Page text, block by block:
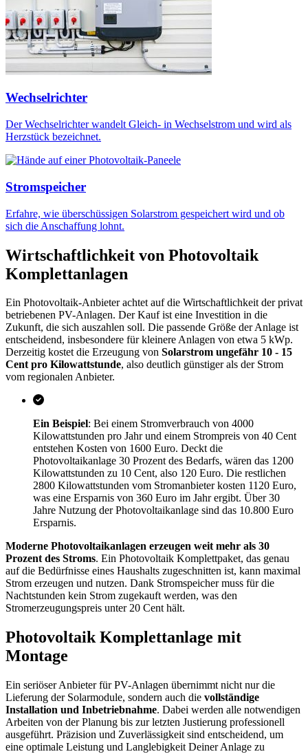
Wechselrichter
Der Wechselrichter wandelt Gleich- in Wechselstrom und wird als
Herzstück bezeichnet.
Stromspeicher
Erfahre, wie überschüssigen Solarstrom gespeichert wird und ob
sich die Anschaffung lohnt.
Wirtschaftlichkeit von Photovoltaik
Komplettanlagen
Ein Photovoltaik-Anbieter achtet auf die Wirtschaftlichkeit der privat
betriebenen PV-Anlagen. Der Kauf ist eine Investition in die
Zukunft, die sich auszahlen soll. Die passende Größe der Anlage ist
entscheidend, insbesondere für kleinere Anlagen von etwa 5 kWp.
Derzeitig kostet die Erzeugung von Solarstrom ungefähr 10 - 15
Cent pro Kilowattstunde, also deutlich günstiger als der Strom
vom regionalen Anbieter.
Ein Beispiel: Bei einem Stromverbrauch von 4000
Kilowattstunden pro Jahr und einem Strompreis von 40 Cent
entstehen Kosten von 1600 Euro. Deckt die
Photovoltaikanlage 30 Prozent des Bedarfs, wären das 1200
Kilowattstunden zu 10 Cent, also 120 Euro. Die restlichen
2800 Kilowattstunden vom Stromanbieter kosten 1120 Euro,
was eine Ersparnis von 360 Euro im Jahr ergibt. Über 30
Jahre Nutzung der Photovoltaikanlage sind das 10.800 Euro
Ersparnis.
Moderne Photovoltaikanlagen erzeugen weit mehr als 30
Prozent des Stroms. Ein Photovoltaik Komplettpaket, das genau
auf die Bedürfnisse eines Haushalts zugeschnitten ist, kann maximal
Strom erzeugen und nutzen. Dank Stromspeicher muss für die
Nachtstunden kein Strom zugekauft werden, was den
Stromerzeugungspreis unter 20 Cent hält.
Photovoltaik Komplettanlage mit
Montage
Ein seriöser Anbieter für PV-Anlagen übernimmt nicht nur die
Lieferung der Solarmodule, sondern auch die vollständige
Installation und Inbetriebnahme. Dabei werden alle notwendigen
Arbeiten von der Planung bis zur letzten Justierung professionell
ausgeführt. Präzision und Zuverlässigkeit sind entscheidend, um
eine optimale Leistung und Langlebigkeit Deiner Anlage zu